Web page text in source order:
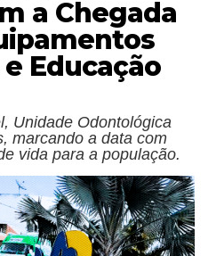
a Chegada
Educação
Unidade Odontológica
marcando a data com
vida para a população.